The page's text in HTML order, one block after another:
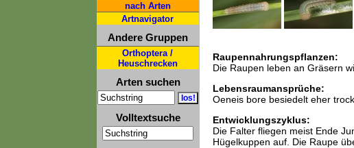
nach Arten
Artnavigator
Andere Gruppen
Orthoptera /
Heuschrecken
Arten suchen
Volltextsuche
Raupennahrungspflanzen:
Die Raupen leben an Gräsern
Lebensraumansprüche:
Oeneis bore besiedelt eher
Entwicklungszyklus:
Die Falter fliegen meist Ende
Hügelkuppen auf. Die Raupe